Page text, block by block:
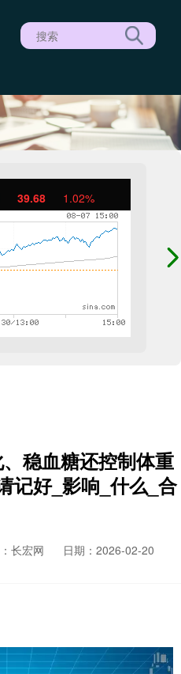
39.68 1.02%
稳血糖还控制体重
记好_影响_什么_合
长宏网
日期：2026-02-20